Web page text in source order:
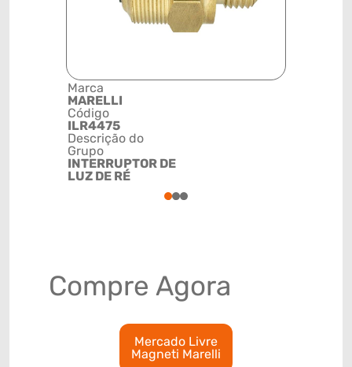
Marca
MARELLI
Código
ILR4475
Descrição do
Grupo
INTERRUPTOR DE
LUZ DE RÉ
123
Compre Agora
Mercado Livre
Magneti Marelli